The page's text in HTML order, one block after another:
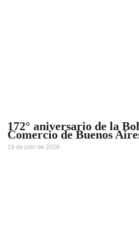
172° aniversario de la
Comercio de Buenos
19 de julio de 2026